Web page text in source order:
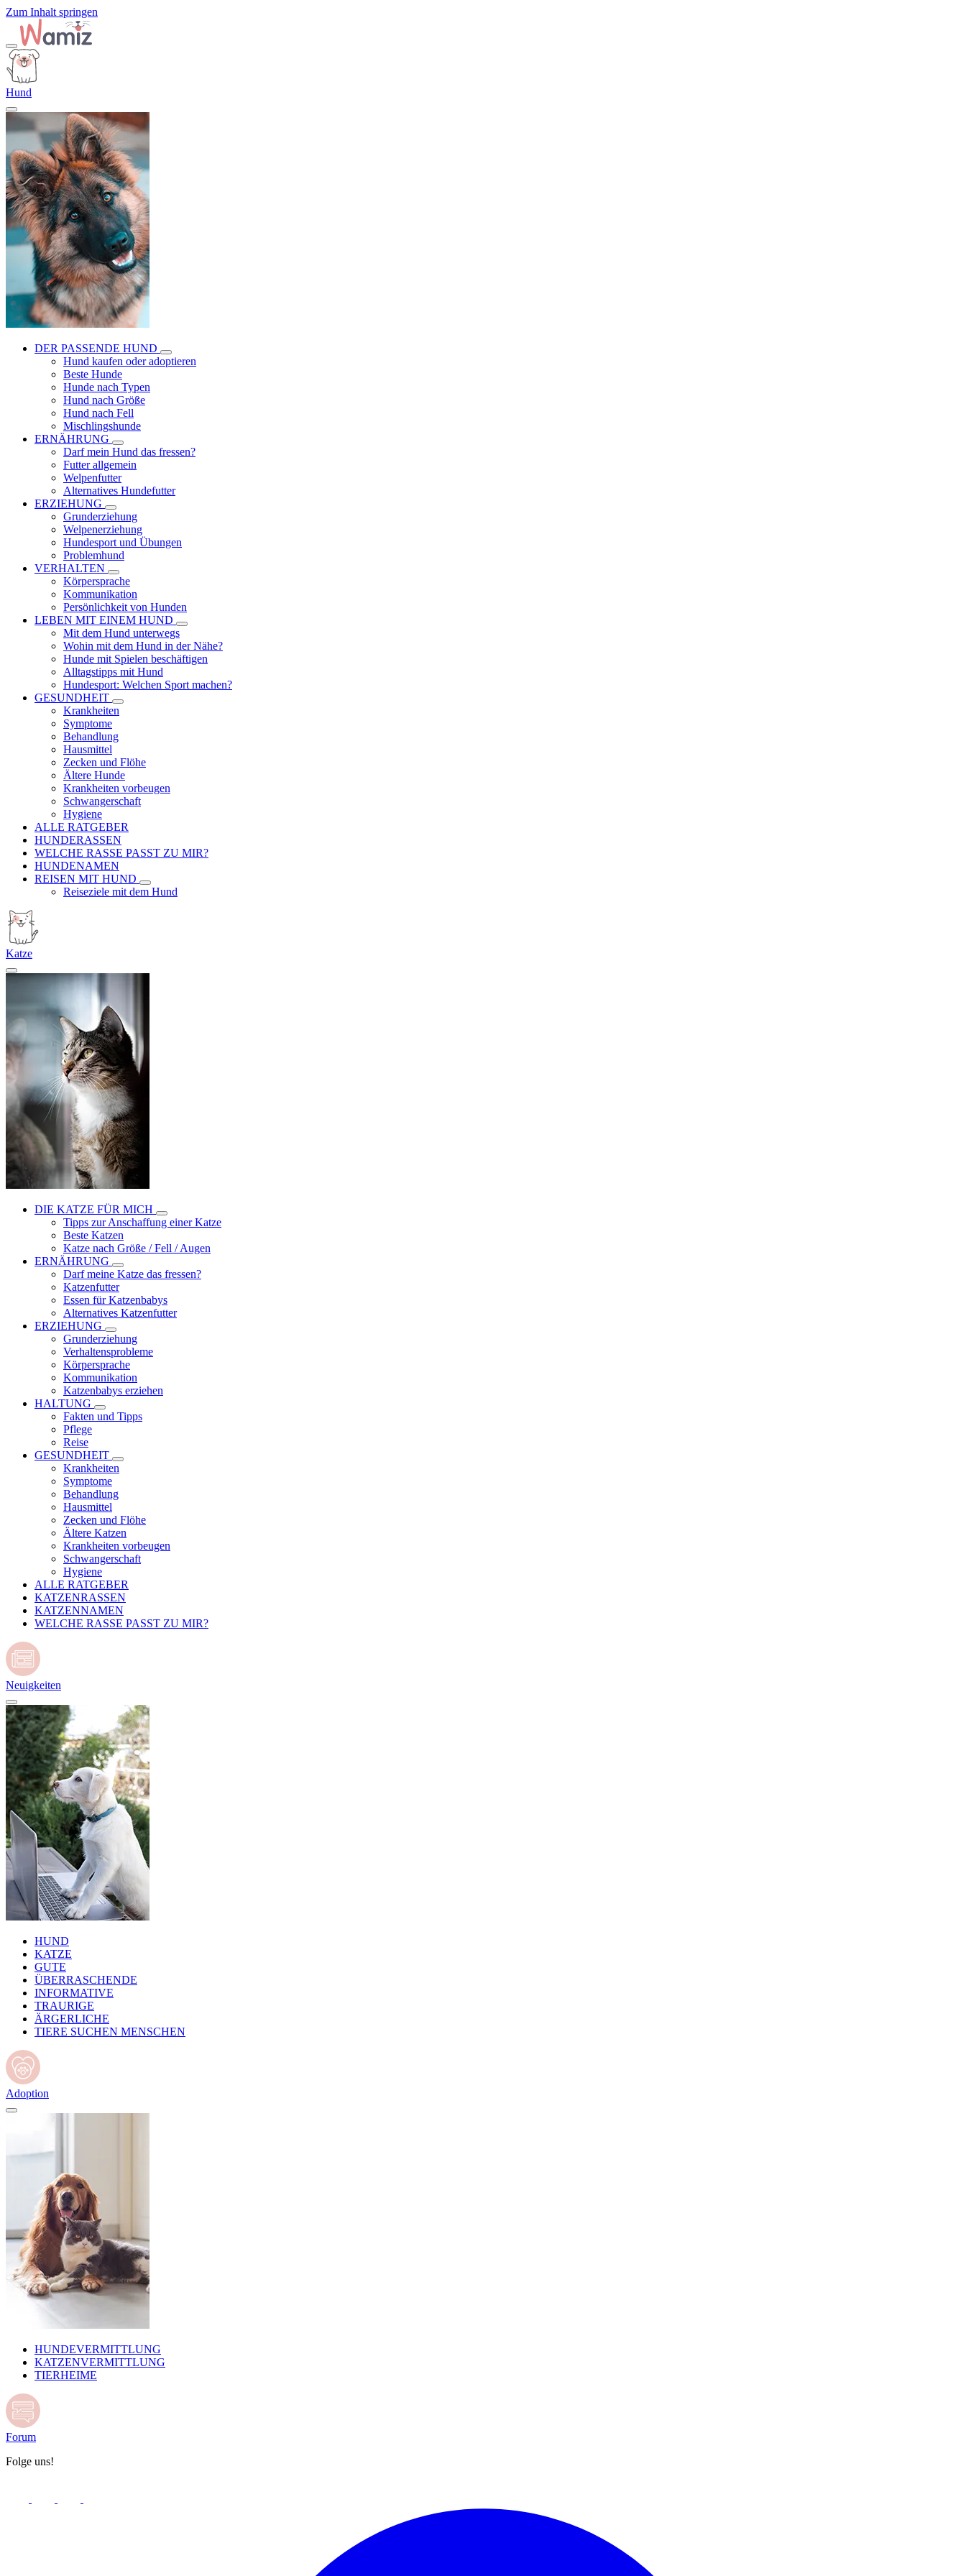
Zum Inhalt springen
Hund
DER PASSENDE HUND
Hund kaufen oder adoptieren
Beste Hunde
Hunde nach Typen
Hund nach Größe
Hund nach Fell
Mischlingshunde
ERNÄHRUNG
Darf mein Hund das fressen?
Futter allgemein
Welpenfutter
Alternatives Hundefutter
ERZIEHUNG
Grunderziehung
Welpenerziehung
Hundesport und Übungen
Problemhund
VERHALTEN
Körpersprache
Kommunikation
Persönlichkeit von Hunden
LEBEN MIT EINEM HUND
Mit dem Hund unterwegs
Wohin mit dem Hund in der Nähe?
Hunde mit Spielen beschäftigen
Alltagstipps mit Hund
Hundesport: Welchen Sport machen?
GESUNDHEIT
Krankheiten
Symptome
Behandlung
Hausmittel
Zecken und Flöhe
Ältere Hunde
Krankheiten vorbeugen
Schwangerschaft
Hygiene
ALLE RATGEBER
HUNDERASSEN
WELCHE RASSE PASST ZU MIR?
HUNDENAMEN
REISEN MIT HUND
Reiseziele mit dem Hund
Katze
DIE KATZE FÜR MICH
Tipps zur Anschaffung einer Katze
Beste Katzen
Katze nach Größe / Fell / Augen
ERNÄHRUNG
Darf meine Katze das fressen?
Katzenfutter
Essen für Katzenbabys
Alternatives Katzenfutter
ERZIEHUNG
Grunderziehung
Verhaltensprobleme
Körpersprache
Kommunikation
Katzenbabys erziehen
HALTUNG
Fakten und Tipps
Pflege
Reise
GESUNDHEIT
Krankheiten
Symptome
Behandlung
Hausmittel
Zecken und Flöhe
Ältere Katzen
Krankheiten vorbeugen
Schwangerschaft
Hygiene
ALLE RATGEBER
KATZENRASSEN
KATZENNAMEN
WELCHE RASSE PASST ZU MIR?
Neuigkeiten
HUND
KATZE
GUTE
ÜBERRASCHENDE
INFORMATIVE
TRAURIGE
ÄRGERLICHE
TIERE SUCHEN MENSCHEN
Adoption
HUNDEVERMITTLUNG
KATZENVERMITTLUNG
TIERHEIME
Forum
Folge uns!